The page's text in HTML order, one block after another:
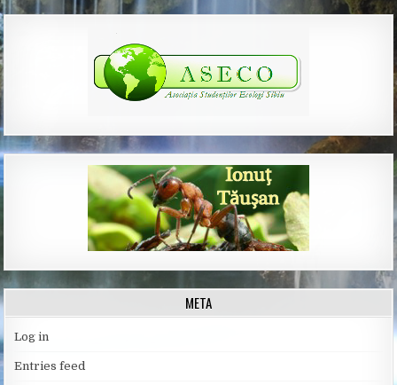
META
Log in
Entries feed